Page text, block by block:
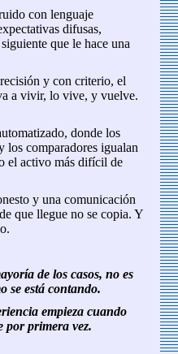
con lenguaje
difusas,
que le hace una
y con criterio, el
a vivir, lo vive, y vuelve.
donde los
los comparadores igualan
el activo más difícil de
y una comunicación
que llegue no se copia. Y
de los casos, no es
se está contando.
empieza cuando
por primera vez.